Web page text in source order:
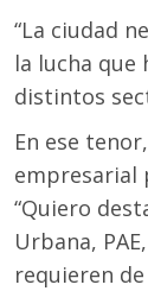
“La ciudad
la lucha que
distintos
En ese
empresarial
“Quiero
Urbana,
requieren